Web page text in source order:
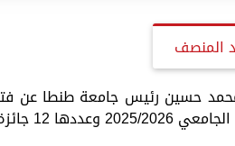
المنصف
محمد حسين رئيس جامعة طنطا عن
من الأول من مارس حتى 15 إبريل.